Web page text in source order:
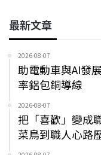
最新文章
2026-08-07
助電動車與AI發
率鋁包銅導線
2026-08-07
把「喜歡」變成
菜鳥到職人心路